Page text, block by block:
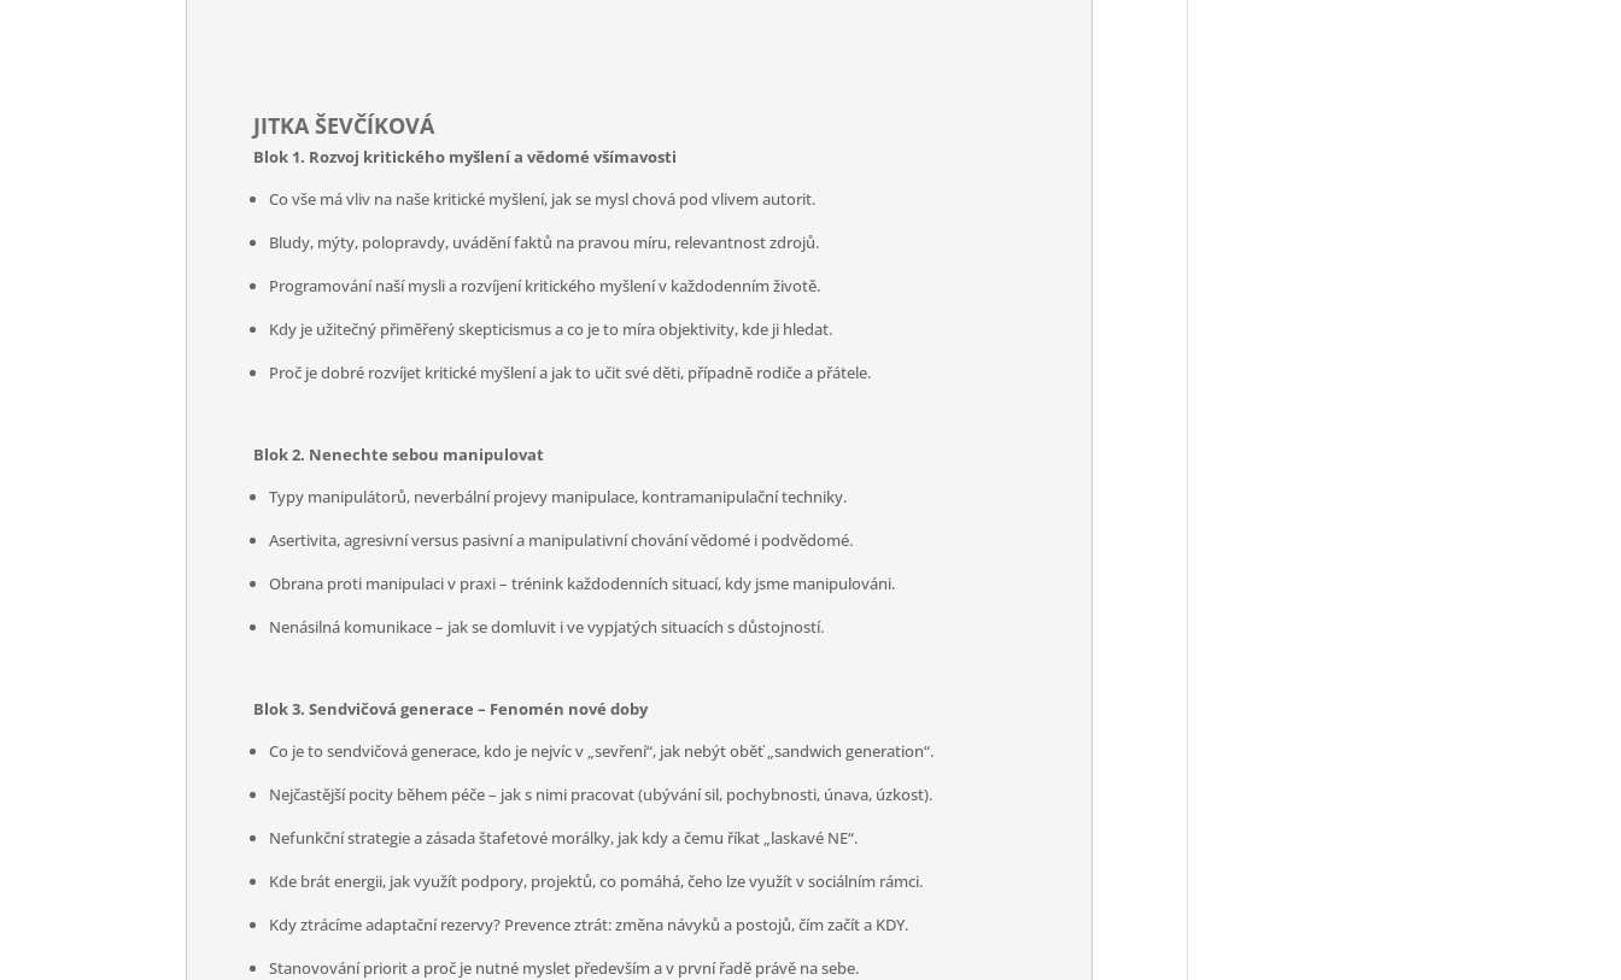
JITKA ŠEVČÍKOVÁ
Blok 1. Rozvoj kritického myšlení a vědomé všímavosti
Co vše má vliv na naše kritické myšlení, jak se mysl chová pod vlivem autorit.
Bludy, mýty, polopravdy, uvádění faktů na pravou míru, relevantnost zdrojů.
Programování naší mysli a rozvíjení kritického myšlení v každodenním životě.
Kdy je užitečný přiměřený skepticismus a co je to míra objektivity, kde ji hledat.
Proč je dobré rozvíjet kritické myšlení a jak to učit své děti, případně rodiče a přátele.
Blok 2. Nenechte sebou manipulovat
Typy manipulátorů, neverbální projevy manipulace, kontramanipulační techniky.
Asertivita, agresivní versus pasivní a manipulativní chování vědomé i podvědomé.
Obrana proti manipulaci v praxi – trénink každodenních situací, kdy jsme manipulováni.
Nenásilná komunikace – jak se domluvit i ve vypjatých situacích s důstojností.
Blok 3. Sendvičová generace – Fenomén nové doby
Co je to sendvičová generace, kdo je nejvíc v „sevření“, jak nebýt oběť „sandwich generation“.
Nejčastější pocity během péče – jak s nimi pracovat (ubývání sil, pochybnosti, únava, úzkost).
Nefunkční strategie a zásada štafetové morálky, jak kdy a čemu říkat „laskavé NE“.
Kde brát energii, jak využít podpory, projektů, co pomáhá, čeho lze využít v sociálním rámci.
Kdy ztrácíme adaptační rezervy? Prevence ztrát: změna návyků a postojů, čím začít a KDY.
Stanovování priorit a proč je nutné myslet především a v první řadě právě na sebe.